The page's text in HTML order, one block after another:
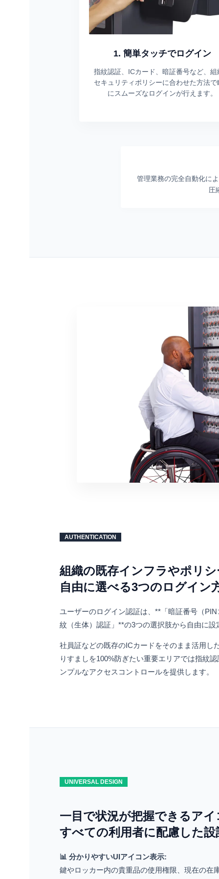
1. 簡単タッチでログイン
指紋認証、ICカード、暗証番号など、組
セキュリティポリシーに合わせた方法で
にスムーズなログインが行えます。
管理業務の完全自動化に
圧
AUTHENTICATION
組織の既存インフラやポリ
自由に選べる3つのログイン
ユーザーのログイン認証は、**「暗証番号（
紋（生体）認証」**の3つの選択肢から自由に
社員証などの既存のICカードをそのまま活用し
りすましを100%防ぎたい重要エリアでは指紋
ンプルなアクセスコントロールを提供します。
UNIVERSAL DESIGN
一目で状況が把握できるア
すべての利用者に配慮した設
📊 分かりやすいUIアイコン表示:
鍵やロッカー内の貴重品の使用権限、現在の在